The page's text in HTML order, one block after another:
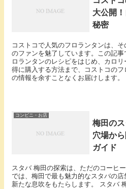
大公開
秘密
コストコで人気のフロランタンは、
のファンを魅了しています。この記
ロランタンのレシピをはじめ、カロ
得に購入する方法まで、コストコの
の情報を余すことなくお届けします。
コンビニ・お店
梅田の
穴場か
ガイド
スタバ 梅田の探索は、ただのコーヒ
では、梅田で最も魅力的なスタバの
新たな息吹をもたらします。 スタバ